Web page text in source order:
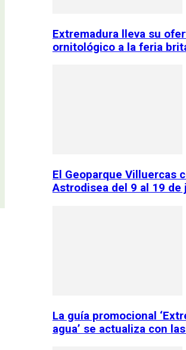
Extremadura lleva su
ornitológico a la feria
El Geoparque Villuercas
Astrodisea del 9 al 19 de
La guía promocional
agua’ se actualiza con